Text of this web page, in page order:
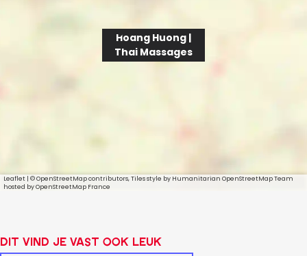
Hoang Huong |
Thai Massages
Leaflet | © OpenStreetMap contributors, Tiles style by Humanitarian OpenStreetMap Team
hosted by OpenStreetMap France
Dit vind je vast ook leuk